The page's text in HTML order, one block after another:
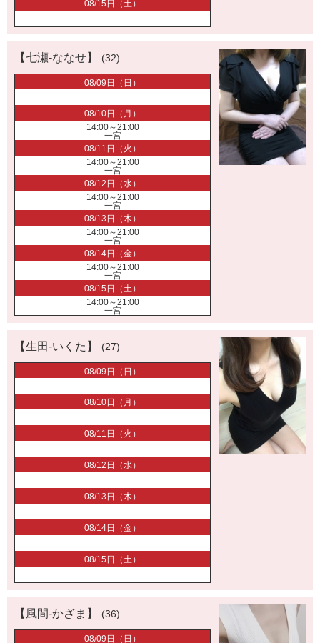
08/15日（土）
【七瀬-ななせ】 (32)
08/09日（日）
08/10日（月）
14:00～21:00
一宮
08/11日（火）
14:00～21:00
一宮
08/12日（水）
14:00～21:00
一宮
08/13日（木）
14:00～21:00
一宮
08/14日（金）
14:00～21:00
一宮
08/15日（土）
14:00～21:00
一宮
【生田-いくた】 (27)
08/09日（日）
08/10日（月）
08/11日（火）
08/12日（水）
08/13日（木）
08/14日（金）
08/15日（土）
【風間-かざま】 (36)
08/09日（日）